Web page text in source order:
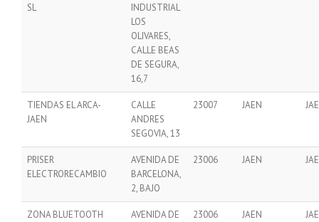
SL
INDUSTRIAL
LOS
OLIVARES,
CALLE BEAS
DE SEGURA,
16,7
TIENDAS EL ARCA-
JAEN
CALLE
ANDRES
SEGOVIA, 13
23007 JAEN
PRISER
ELECTRORECAMBIO
AVENIDA DE
BARCELONA,
2, BAJO
23006 JAEN
ZONA BLUETOOTH
AVENIDA DE
23006 JAEN